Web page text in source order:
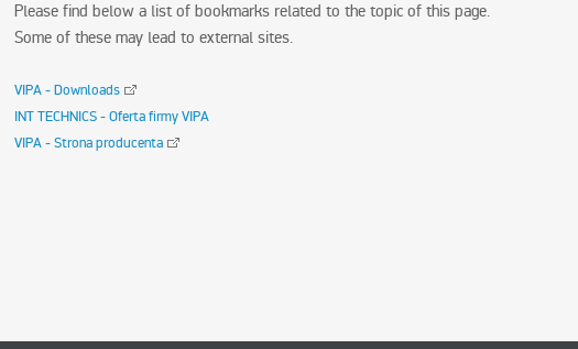
Please find below a list of bookmarks related to the topic of this page.
Some of these may lead to external sites.
VIPA - Downloads
INT TECHNICS - Oferta firmy VIPA
VIPA - Strona producenta